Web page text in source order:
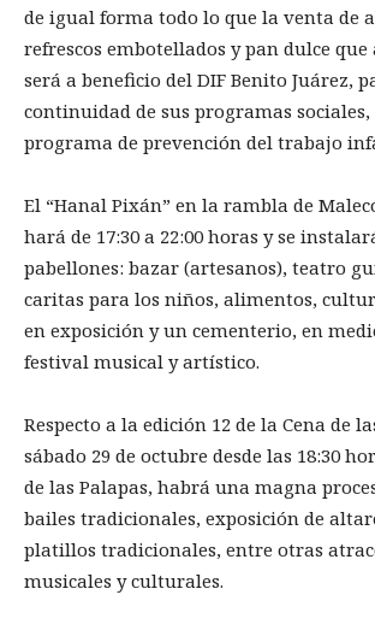
de igual forma todo lo que la venta de
refrescos embotellados y pan dulce que
será a beneficio del DIF Benito Juárez,
continuidad de sus programas sociales,
programa de prevención del trabajo
El “Hanal Pixán” en la rambla de
hará de 17:30 a 22:00 horas y se
pabellones: bazar (artesanos), teatro
caritas para los niños, alimentos,
en exposición y un cementerio, en
festival musical y artístico.
Respecto a la edición 12 de la Cena de
sábado 29 de octubre desde las 18:30
de las Palapas, habrá una magna
bailes tradicionales, exposición de
platillos tradicionales, entre otras
musicales y culturales.